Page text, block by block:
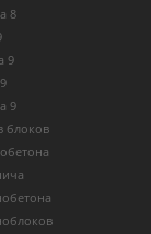
8
9
9
блоков